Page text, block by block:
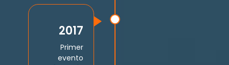
2017
Primer
evento